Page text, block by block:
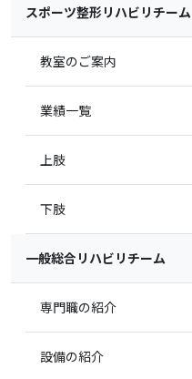
スポーツ整形リハビリチーム
教室のご案内
業績一覧
上肢
下肢
一般総合リハビリチーム
専門職の紹介
設備の紹介